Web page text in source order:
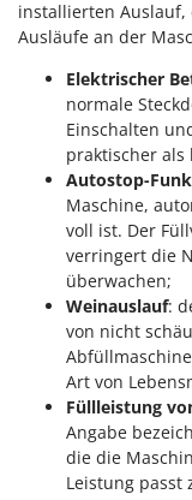
P
Pelletpressen
Pflüge für
Poolroboter
Pools
Rasenmäher
Forest Master
G3 Ferrari
Gardena
Garofalo
GeoTech
GeoTech Pro
Gierre
Ginko - MGM
Gipeco
Girmi
Goodyear
GRAEF
installierten
Ausläufe an der
Elektrischer
normale
Einschalten
praktischer als
Autostop-
Maschine,
voll ist. Der
verringert die
überwachen;
Weinauslauf:
von nicht
Art von
Füllleistung
Angabe
die die
Leistung passt